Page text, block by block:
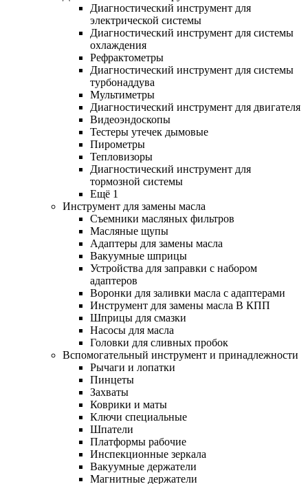
Диагностический инструмент для
электрической системы
Диагностический инструмент для системы
охлаждения
Рефрактометры
Диагностический инструмент для системы
турбонаддува
Мультиметры
Диагностический инструмент для двигателя
Видеоэндоскопы
Тестеры утечек дымовые
Пирометры
Тепловизоры
Диагностический инструмент для
тормозной системы
Ещё 1
Инструмент для замены масла
Съемники масляных фильтров
Масляные щупы
Адаптеры для замены масла
Вакуумные шприцы
Устройства для заправки с набором
адаптеров
Воронки для заливки масла с адаптерами
Инструмент для замены масла В КПП
Шприцы для смазки
Насосы для масла
Головки для сливных пробок
Вспомогательный инструмент и принадлежности
Рычаги и лопатки
Пинцеты
Захваты
Коврики и маты
Ключи специальные
Шпатели
Платформы рабочие
Инспекционные зеркала
Вакуумные держатели
Магнитные держатели